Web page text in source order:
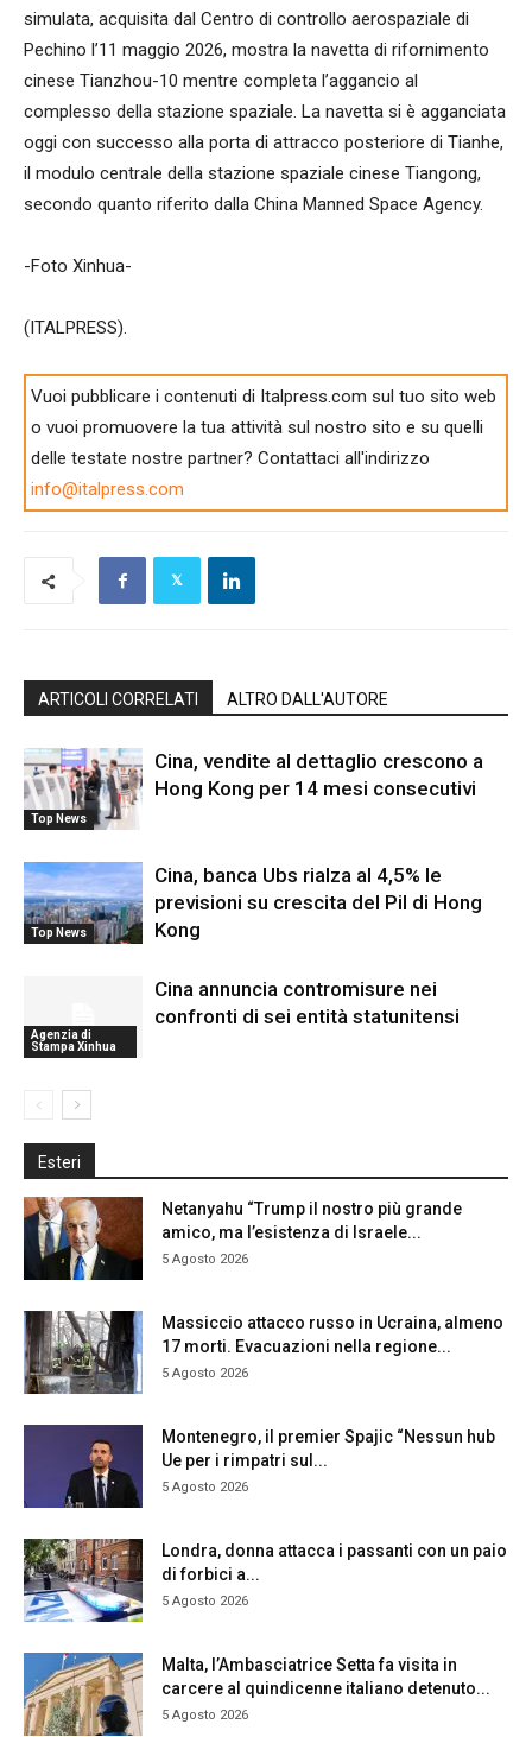
simulata, acquisita dal Centro di controllo aerospaziale di
Pechino l’11 maggio 2026, mostra la navetta di rifornimento
cinese Tianzhou-10 mentre completa l’aggancio al
complesso della stazione spaziale. La navetta si è agganciata
oggi con successo alla porta di attracco posteriore di Tianhe,
il modulo centrale della stazione spaziale cinese Tiangong,
secondo quanto riferito dalla China Manned Space Agency.
-Foto Xinhua-
(ITALPRESS).
Vuoi pubblicare i contenuti di Italpress.com sul tuo sito web
o vuoi promuovere la tua attività sul nostro sito e su quelli
delle testate nostre partner? Contattaci all'indirizzo
info@italpress.com
ARTICOLI CORRELATI ALTRO DALL'AUTORE
Top News
Cina, vendite al dettaglio crescono a
Hong Kong per 14 mesi consecutivi
Top News
Cina, banca Ubs rialza al 4,5% le
previsioni su crescita del Pil di Hong
Kong
Agenzia di
Stampa Xinhua
Cina annuncia contromisure nei
confronti di sei entità statunitensi
Esteri
Netanyahu “Trump il nostro più grande
amico, ma l’esistenza di Israele...
5 Agosto 2026
Massiccio attacco russo in Ucraina, almeno
17 morti. Evacuazioni nella regione...
5 Agosto 2026
Montenegro, il premier Spajic “Nessun hub
Ue per i rimpatri sul...
5 Agosto 2026
Londra, donna attacca i passanti con un paio
di forbici a...
5 Agosto 2026
Malta, l’Ambasciatrice Setta fa visita in
carcere al quindicenne italiano detenuto...
5 Agosto 2026